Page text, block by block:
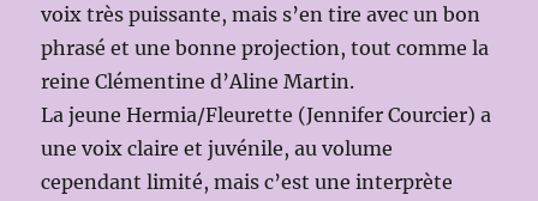
voix très puissante, mais s’en tire avec un bon
phrasé et une bonne projection, tout comme la
reine Clémentine d’Aline Martin.
La jeune Hermia/Fleurette (Jennifer Courcier) a
une voix claire et juvénile, au volume
cependant limité, mais c’est une interprète